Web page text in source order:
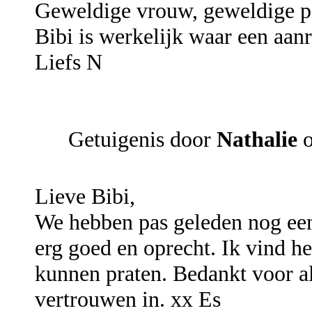
Geweldige vrouw, geweldige
Bibi is werkelijk waar een
Liefs N
Getuigenis door Nathalie
Lieve Bibi,
We hebben pas geleden nog
erg goed en oprecht. Ik vind
kunnen praten. Bedankt voor
vertrouwen in. xx Es